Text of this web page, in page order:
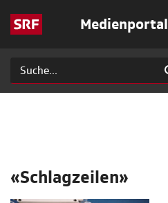
Medienportal
«Schlagzeilen»